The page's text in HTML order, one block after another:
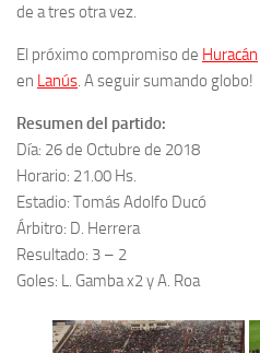
de a tres otra vez.
El próximo compromiso de Huracán
en Lanús . A seguir sumando globo!
Resumen del partido:
Día: 26 de Octubre de 2018
Horario: 21.00 Hs.
Estadio: Tomás Adolfo Ducó
Árbitro: D. Herrera
Resultado: 3 – 2
Goles: L. Gamba x2 y A. Roa